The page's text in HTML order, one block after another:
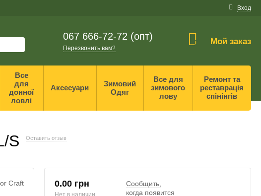
Вход
067 666-72-72 (опт)
Перезвонить вам?
0 Мой заказ
Все
для
донної
ловлі
Аксесуари
Зимовий
Одяг
Все для
зимового
лову
Ремонт та
реставрація
спінінгів
S Оставить отзыв
0.00 грн
Нет в наличии
Сообщить,
когда появится